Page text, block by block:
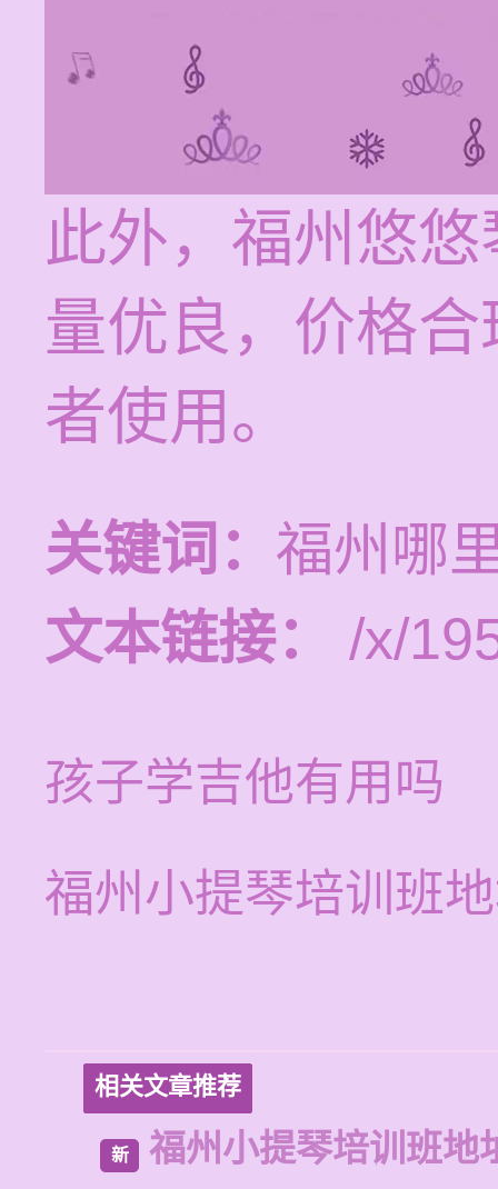
此外，福州悠
量优良，价格
者使用。
关键词： 福州哪
文本链接：
/x/
孩子学吉他有用吗
福州小提琴培训班
相关文章推荐
新 福州小提琴培训班地